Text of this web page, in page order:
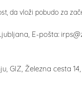
da vloži pobudo za
E-pošta:
Železna cesta